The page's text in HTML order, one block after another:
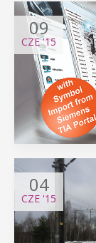
09
CZE'15
04
CZE '15